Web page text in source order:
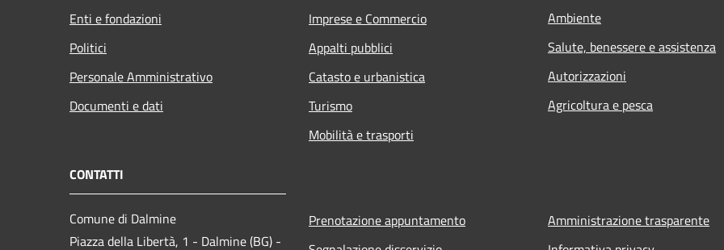
Enti e fondazioni
Politici
Personale Amministrativo
Documenti e dati
Imprese e Commercio
Appalti pubblici
Catasto e urbanistica
Turismo
Mobilità e trasporti
Ambiente
Salute, benessere e assistenza
Autorizzazioni
Agricoltura e pesca
CONTATTI
Comune di Dalmine
Piazza della Libertà, 1 - Dalmine (BG) -
Prenotazione appuntamento
Amministrazione trasparente